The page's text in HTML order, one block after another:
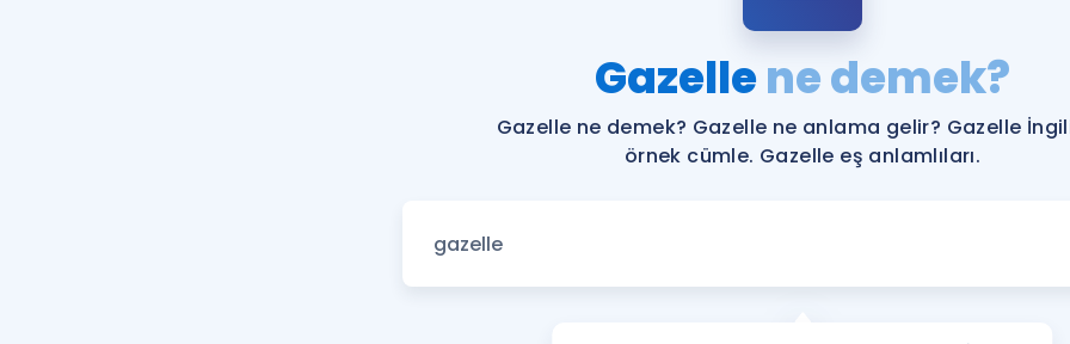
YDS ve YÖKDİL
Rehberlik Aracı
YDS ve YÖKDİL'e
Tüm ÖSYM
Gazellene demek?
Gazelle ne demek? Gazelle ne anlama gelir? Gazelle
örnek cümle. Gazelle eş anlamlıları.